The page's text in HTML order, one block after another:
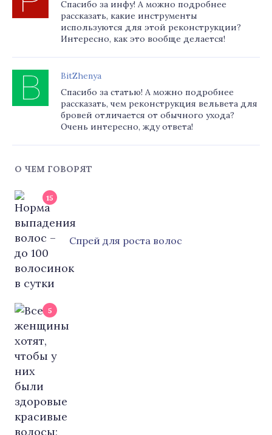
Спасибо за инфу! А можно подробнее
рассказать, какие инструменты
используются для этой реконструкции?
Интересно, как это вообще делается!
BitZhenya
Спасибо за статью! А можно подробнее
рассказать, чем реконструкция вельвета для
бровей отличается от обычного ухода?
Очень интересно, жду ответа!
О ЧЕМ ГОВОРЯТ
15
Cпрей для роста волос
5